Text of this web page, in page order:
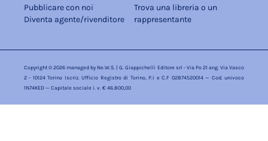
Pubblicare con noi
Diventa agente/rivenditore
Trova una libreria o un
rappresentante
Copyright © 2026 managed by Ne.W.S. | G. Giappichelli Editore srl - Via Po 21 ang. Via Vasco
2 - 10124 Torino Iscriz. Ufficio Registro di Torino, P.I e C.F 02874520014 — Cod. univoco
1N74KED — Capitale sociale i. v. € 46.800,00